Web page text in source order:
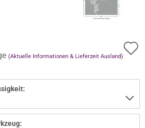
(Aktuelle Informationen & Lieferzeit Ausland)